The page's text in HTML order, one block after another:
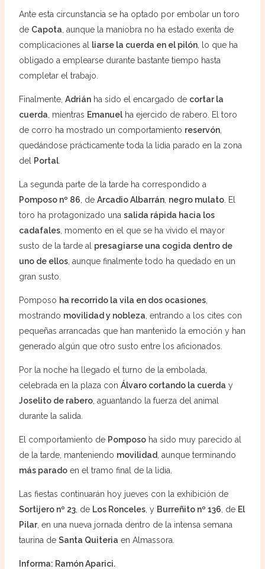
Ante esta circunstancia se ha optado por embolar un toro
de Capota , aunque la maniobra no ha estado exenta de
complicaciones al liarse la cuerda en el pilón, lo que ha
obligado a emplearse durante bastante tiempo hasta
completar el trabajo.
Finalmente, Adriánha sido el encargado de cortar la
cuerda , mientras Emanuelha ejercido de rabero. El toro
de corro ha mostrado un comportamiento reservón,
quedándose prácticamente toda la lidia parado en la zona
del Portal.
La segunda parte de la tarde ha correspondido a
Pomposo nº 86 , de Arcadio Albarrán, negro mulato. El
toro ha protagonizado una salida rápida hacia los
cadafales, momento en el que se ha vivido el mayor
susto de la tarde al presagiarse una cogida dentro de
uno de ellos, aunque finalmente todo ha quedado en un
gran susto.
Pomposo ha recorrido la vila en dos ocasiones,
mostrando movilidad y nobleza , entrando a los cites con
pequeñas arrancadas que han mantenido la emoción y han
generado algún que otro susto entre los aficionados.
Por la noche ha llegado el turno de la embolada,
celebrada en la plaza con Álvaro cortando la cuerda y
Joselito de rabero, aguantando la fuerza del animal
durante la salida.
El comportamiento de Pomposoha sido muy parecido al
de la tarde, manteniendo movilidad, aunque terminando
más paradoen el tramo final de la lidia.
Las fiestas continuarán hoy jueves con la exhibición de
Sortijero nº 23, de Los Ronceles, y Burreñito nº 136 , de El
Pilar, en una nueva jornada dentro de la intensa semana
taurina de Santa Quiteria en Almassora.
Informa: Ramón Aparici.